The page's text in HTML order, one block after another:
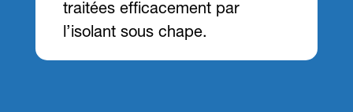
traitées efficacement par
l’isolant sous chape.